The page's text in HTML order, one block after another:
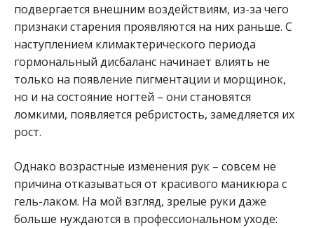
подвергается внешним воздействиям, из-за чего
признаки старения проявляются на них раньше. С
наступлением климактерического периода
гормональный дисбаланс начинает влиять не
только на появление пигментации и морщинок,
но и на состояние ногтей – они становятся
ломкими, появляется ребристость, замедляется их
рост.
Однако возрастные изменения рук – совсем не
причина отказываться от красивого маникюра с
гель-лаком. На мой взгляд, зрелые руки даже
больше нуждаются в профессиональном уходе: